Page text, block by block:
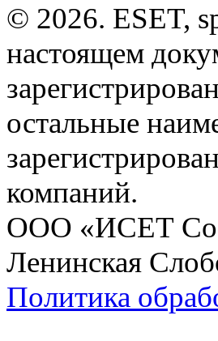
© 2026. ESET,
настоящем
остальные
компаний.
ООО «ИСЕТ
Ленинская
Политика